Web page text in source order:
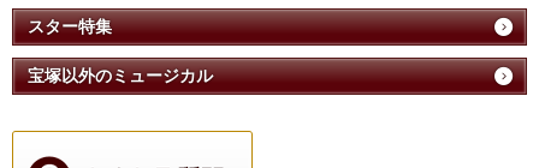
スター特集
宝塚以外のミュージカル